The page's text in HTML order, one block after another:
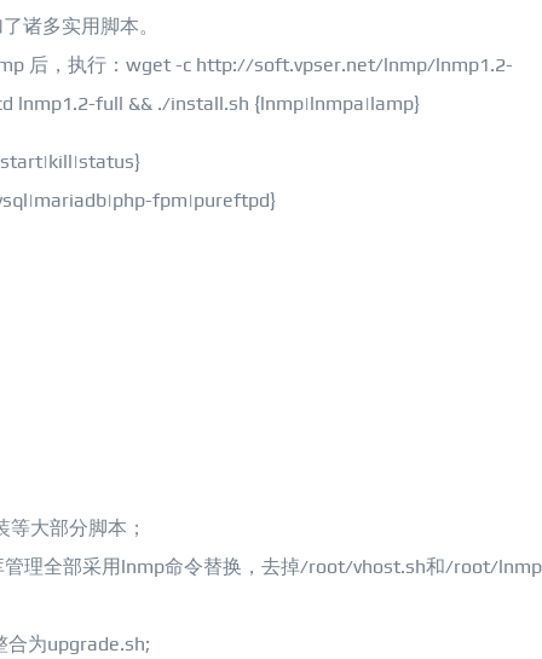
诸多实用脚本。
后，执行：wget -c http://soft.vpser.net/lnmp/lnmp1.2-
lnmp1.2-full && ./install.sh {lnmp|lnmpa|lamp}
fpm|pureftpd}
大部分脚本；
管理全部采用lnmp命令替换，去掉/root/vhost.sh和/root/
合为upgrade.sh;